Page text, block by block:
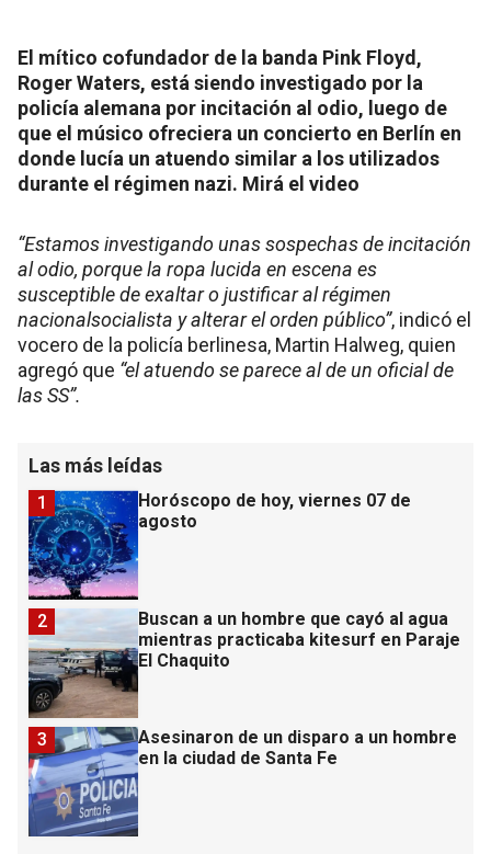
El mítico cofundador de la banda Pink Floyd,
Roger Waters, está siendo investigado por la
policía alemana por incitación al odio, luego de
que el músico ofreciera un concierto en Berlín en
donde lucía un atuendo similar a los utilizados
durante el régimen nazi. Mirá el video
“Estamos investigando unas sospechas de incitación
al odio, porque la ropa lucida en escena es
susceptible de exaltar o justificar al régimen
nacionalsocialista y alterar el orden público”, indicó el
vocero de la policía berlinesa, Martin Halweg, quien
agregó que “el atuendo se parece al de un oficial de
las SS”.
Las más leídas
Horóscopo de hoy, viernes 07 de
agosto
1
Buscan a un hombre que cayó al agua
mientras practicaba kitesurf en Paraje
El Chaquito
2
Asesinaron de un disparo a un hombre
en la ciudad de Santa Fe
3